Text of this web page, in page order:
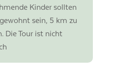
Kinder sollten
sein, 5 km zu
Die Tour ist nicht